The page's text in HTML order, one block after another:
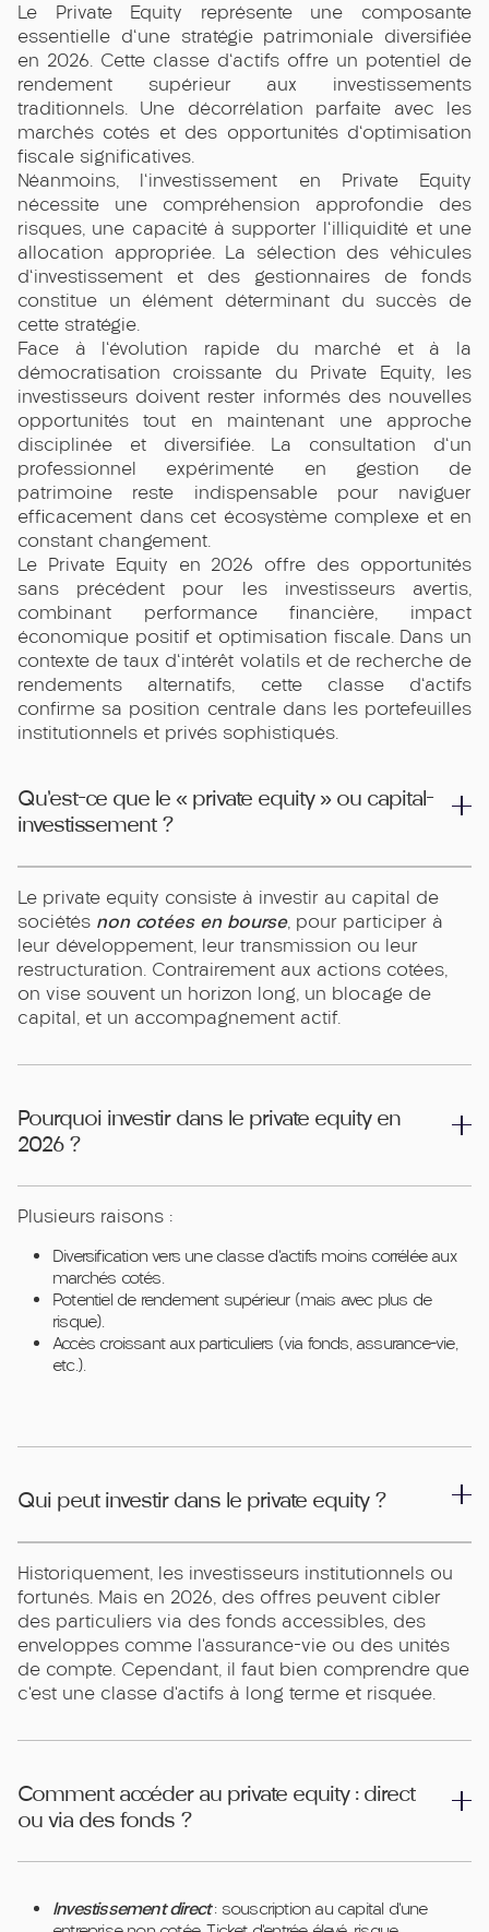
Le Private Equity représente une composante
essentielle d'une stratégie patrimoniale diversifiée
en 2026. Cette classe d'actifs offre un potentiel de
rendement supérieur aux investissements
traditionnels. Une décorrélation parfaite avec les
marchés cotés et des opportunités d'optimisation
fiscale significatives.
Néanmoins, l'investissement en Private Equity
nécessite une compréhension approfondie des
risques, une capacité à supporter l'illiquidité et une
allocation appropriée. La sélection des véhicules
d'investissement et des gestionnaires de fonds
constitue un élément déterminant du succès de
cette stratégie.
Face à l'évolution rapide du marché et à la
démocratisation croissante du Private Equity, les
investisseurs doivent rester informés des nouvelles
opportunités tout en maintenant une approche
disciplinée et diversifiée. La consultation d'un
professionnel expérimenté en gestion de
patrimoine reste indispensable pour naviguer
efficacement dans cet écosystème complexe et en
constant changement.
Le Private Equity en 2026 offre des opportunités
sans précédent pour les investisseurs avertis,
combinant performance financière, impact
économique positif et optimisation fiscale. Dans un
contexte de taux d'intérêt volatils et de recherche de
rendements alternatifs, cette classe d'actifs
confirme sa position centrale dans les portefeuilles
institutionnels et privés sophistiqués.
Qu’est-ce que le « private equity » ou capital-
investissement ?
Le private equity consiste à investir au capital de
sociétés non cotées en bourse, pour participer à
leur développement, leur transmission ou leur
restructuration. Contrairement aux actions cotées,
on vise souvent un horizon long, un blocage de
capital, et un accompagnement actif.
Pourquoi investir dans le private equity en
2026 ?
Plusieurs raisons :
Diversification vers une classe d’actifs moins corrélée aux
marchés cotés.
Potentiel de rendement supérieur (mais avec plus de
risque).
Accès croissant aux particuliers (via fonds, assurance-vie,
etc.).
Qui peut investir dans le private equity ?
Historiquement, les investisseurs institutionnels ou
fortunés. Mais en 2026, des offres peuvent cibler
des particuliers via des fonds accessibles, des
enveloppes comme l’assurance-vie ou des unités
de compte. Cependant, il faut bien comprendre que
c’est une classe d’actifs à long terme et risquée.
Comment accéder au private equity : direct
ou via des fonds ?
Investissement direct: souscription au capital d’une